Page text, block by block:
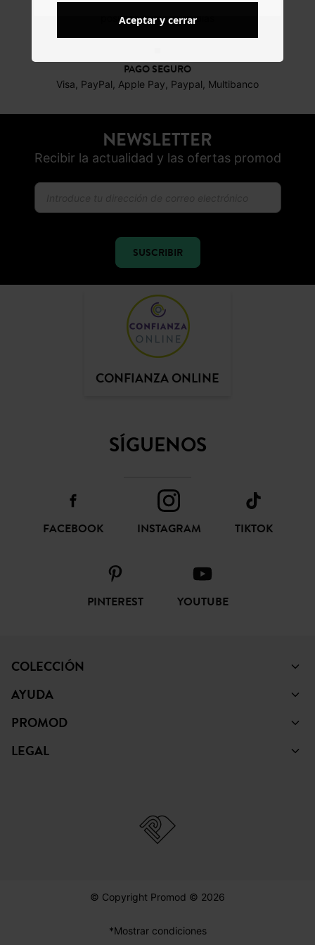
DEVOLUCIONES
posibles durante 30 días
PAGO SEGURO
Visa, PayPal, Apple Pay, Paypal, Multibanco
NEWSLETTER
Recibir la actualidad y las ofertas promod
SUSCRIBIR
CONFIANZA ONLINE
SÍGUENOS
FACEBOOK INSTAGRAM TIKTOK
PINTEREST YOUTUBE
COLECCIÓN
AYUDA
PROMOD
LEGAL
© Copyright Promod © 2026
*Mostrar condiciones
Aceptar y cerrar